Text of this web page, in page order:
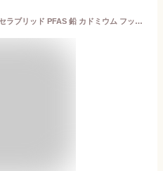
【WEB限定カラー】 京セラ セラブリッド PFAS 鉛 カドミウム フッ素 不使用 セラミック 加工 フライパン 20cm IH ガス 対応 焦げ付きにくい 油使用 中火以下 ダークグレー CF-20C-EC-WDG